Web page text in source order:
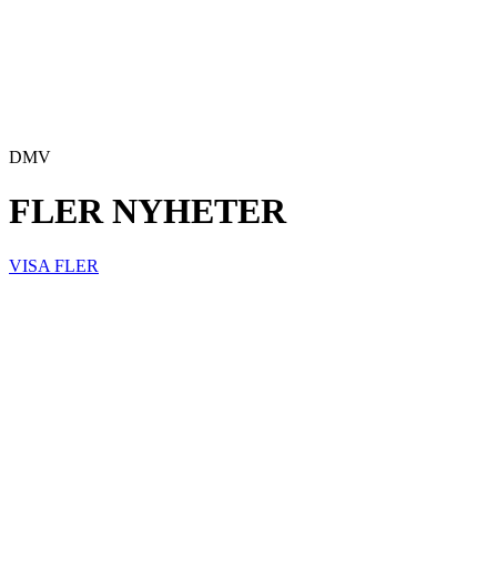
DMV
FLER NYHETER
VISA FLER